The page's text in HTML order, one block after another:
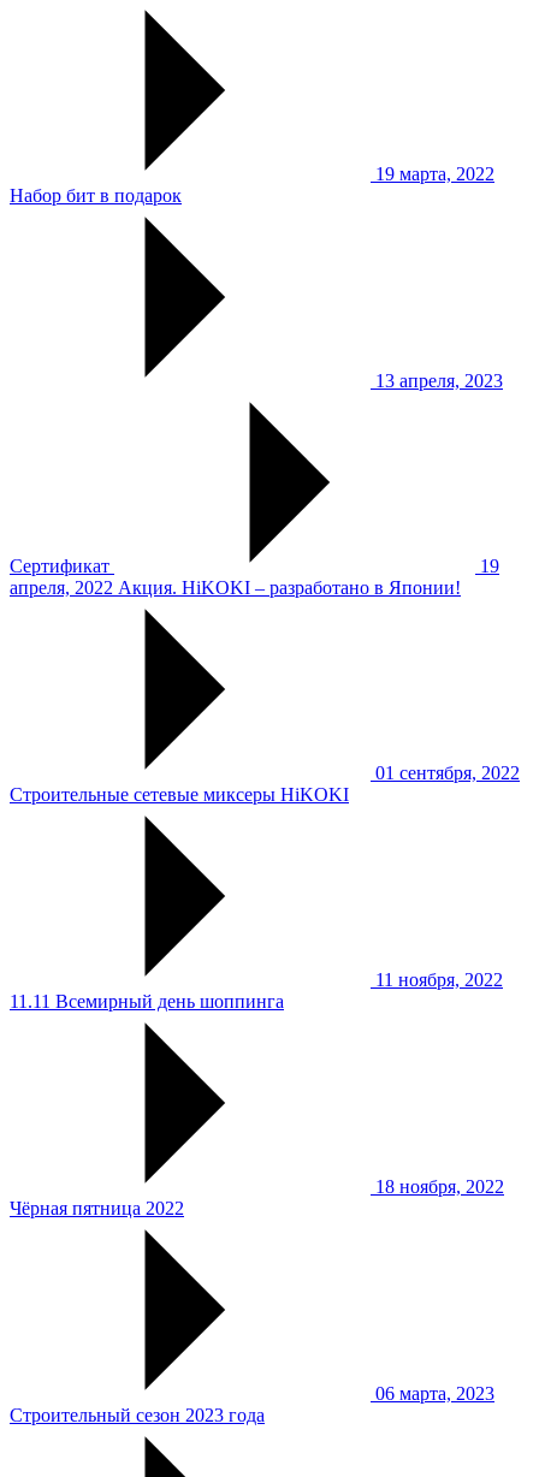
19 марта, 2022
Набор бит в подарок
13 апреля, 2023
Сертификат
19
апреля, 2022 Акция. HiKOKI – разработано в Японии!
01 сентября, 2022
Строительные сетевые миксеры HiKOKI
11 ноября, 2022
11.11 Всемирный день шоппинга
18 ноября, 2022
Чёрная пятница 2022
06 марта, 2023
Строительный сезон 2023 года